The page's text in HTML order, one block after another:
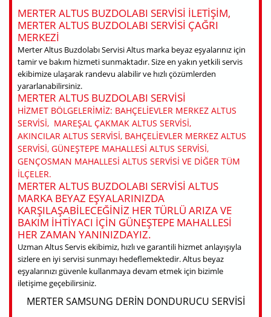
MERTER ALTUS BUZDOLABI SERVISI ILETIŞIM,
MERTER ALTUS BUZDOLABI SERVISI ÇAĞRI
MERKEZI
Merter Altus Buzdolabı Servisi Altus marka beyaz eşyalarınız için
tamir ve bakım hizmeti sunmaktadır. Size en yakın yetkili servis
ekibimize ulaşarak randevu alabilir ve hızlı çözümlerden
yararlanabilirsiniz.
MERTER ALTUS BUZDOLABI SERVISI
HIZMET BÖLGELERIMIZ: BAHÇELIEVLER MERKEZ ALTUS
SERVISI, MAREŞAL ÇAKMAK ALTUS SERVISI,
AKINCILAR ALTUS SERVISI, BAHÇELIEVLER MERKEZ ALTUS
SERVISI, GÜNEŞTEPE MAHALLESI ALTUS SERVISI,
GENÇOSMAN MAHALLESI ALTUS SERVISI VE DIĞER TÜM
ILÇELER.
MERTER ALTUS BUZDOLABI SERVISI ALTUS
MARKA BEYAZ EŞYALARINIZDA
KARŞILAŞABILECEĞINIZ HER TÜRLÜ ARIZA VE
BAKIM IHTIYACI IÇIN GÜNEŞTEPE MAHALLESI
HER ZAMAN YANINIZDAYIZ.
Uzman Altus Servis ekibimiz, hızlı ve garantili hizmet anlayışıyla
sizlere en iyi servisi sunmayı hedeflemektedir. Altus beyaz
eşyalarınızı güvenle kullanmaya devam etmek için bizimle
iletişime geçebilirsiniz.
MERTER SAMSUNG DERIN DONDURUCU SERVISI